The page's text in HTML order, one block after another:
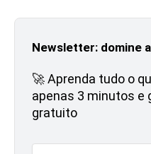
Newsletter: domine
🚀 Aprenda tudo o
apenas 3 minutos e
gratuito